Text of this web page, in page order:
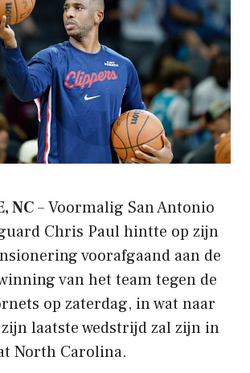
NC– Voormalig San Antonio
Chris Paul hintte op zijn
voorafgaand aan de
van het team tegen de
op zaterdag, in wat naar
laatste wedstrijd zal zijn in
North Carolina.